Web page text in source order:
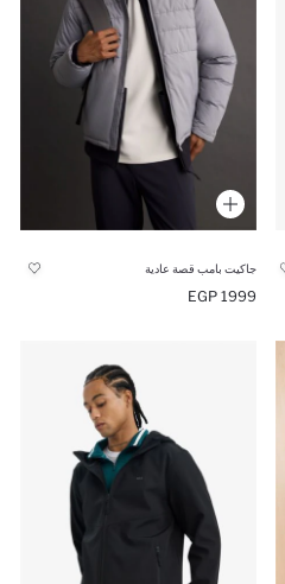
جاكيت بامب قصة عادية
1999 EGP